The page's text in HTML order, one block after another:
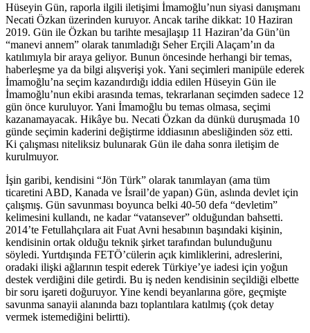
Hüseyin Gün, raporla ilgili iletişimi İmamoğlu’nun siyasi danışmanı
Necati Özkan üzerinden kuruyor. Ancak tarihe dikkat: 10 Haziran
2019. Gün ile Özkan bu tarihte mesajlaşıp 11 Haziran’da Gün’ün
“manevi annem” olarak tanımladığı Seher Erçili Alaçam’ın da
katılımıyla bir araya geliyor. Bunun öncesinde herhangi bir temas,
haberleşme ya da bilgi alışverişi yok. Yani seçimleri manipüle ederek
İmamoğlu’na seçim kazandırdığı iddia edilen Hüseyin Gün ile
İmamoğlu’nun ekibi arasında temas, tekrarlanan seçimden sadece 12
gün önce kuruluyor. Yani İmamoğlu bu temas olmasa, seçimi
kazanamayacak. Hikâye bu. Necati Özkan da dünkü duruşmada 10
günde seçimin kaderini değiştirme iddiasının abesliğinden söz etti.
Ki çalışması niteliksiz bulunarak Gün ile daha sonra iletişim de
kurulmuyor.
İşin garibi, kendisini “Jön Türk” olarak tanımlayan (ama tüm
ticaretini ABD, Kanada ve İsrail’de yapan) Gün, aslında devlet için
çalışmış. Gün savunması boyunca belki 40-50 defa “devletim”
kelimesini kullandı, ne kadar “vatansever” olduğundan bahsetti.
2014’te Fetullahçılara ait Fuat Avni hesabının başındaki kişinin,
kendisinin ortak olduğu teknik şirket tarafından bulunduğunu
söyledi. Yurtdışında FETÖ’cülerin açık kimliklerini, adreslerini,
oradaki ilişki ağlarının tespit ederek Türkiye’ye iadesi için yoğun
destek verdiğini dile getirdi. Bu iş neden kendisinin seçildiği elbette
bir soru işareti doğuruyor. Yine kendi beyanlarına göre, geçmişte
savunma sanayii alanında bazı toplantılara katılmış (çok detay
vermek istemediğini belirtti).